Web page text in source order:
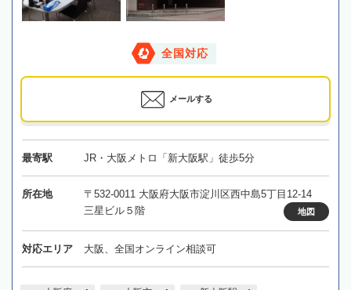
全国対応
メールする
最寄駅 JR・大阪メトロ「新大阪駅」徒歩5分
所在地
〒532-0011 大阪府大阪市淀川区西中島5丁目12-14
三星ビル５階
地図
対応エリア 大阪、全国オンライン相談可